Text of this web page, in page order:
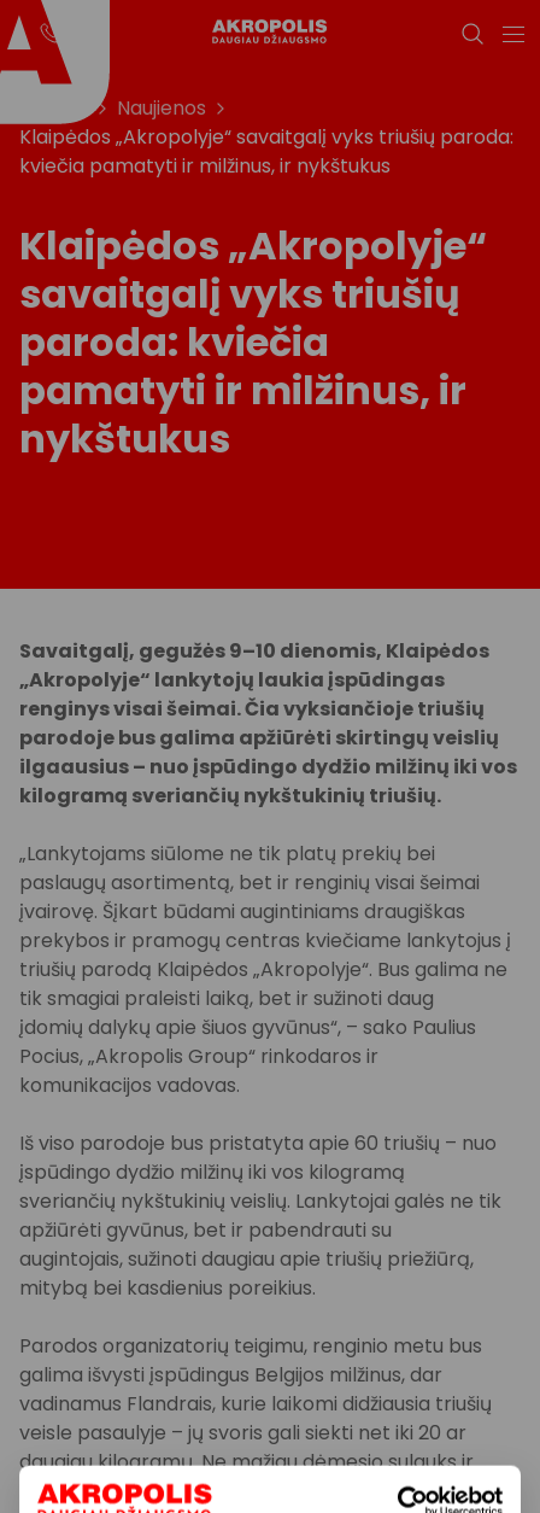
Naujienos
Klaipėdos „Akropolyje“ savaitgalį vyks triušių paroda:
kviečia pamatyti ir milžinus, ir nykštukus
Klaipėdos „Akropolyje“
savaitgalį vyks triušių
paroda: kviečia
pamatyti ir milžinus, ir
nykštukus
Savaitgalį, gegužės 9–10 dienomis, Klaipėdos
„Akropolyje“ lankytojų laukia įspūdingas
renginysvisai šeimai. Čia vyksiančioje triušių
parodoje bus galima apžiūrėti skirtingų veislių
ilgaausius – nuoįspūdingo dydžio milžinų iki vos
kilogramą sveriančių nykštukinių triušių.
„Lankytojams siūlome ne tik platų prekių bei
paslaugų asortimentą, bet ir renginių visai šeimai
įvairovę. Šįkart būdami augintiniams draugiškas
prekybos ir pramogų centras kviečiame lankytojus į
triušių parodą Klaipėdos „Akropolyje“. Bus galima ne
tik smagiai praleisti laiką, bet ir sužinoti daug
įdomių dalykų apie šiuos gyvūnus“, – sako Paulius
Pocius, „Akropolis Group“ rinkodaros ir
komunikacijos vadovas.
Iš viso parodoje bus pristatyta apie 60 triušių – nuo
įspūdingo dydžio milžinų iki vos kilogramą
sveriančių nykštukinių veislių. Lankytojai galės ne tik
apžiūrėti gyvūnus, bet ir pabendrauti su
augintojais, sužinoti daugiau apie triušių priežiūrą,
mitybą bei kasdienius poreikius.
Parodos organizatorių teigimu, renginio metu bus
galima išvysti įspūdingus Belgijos milžinus, dar
vadinamus Flandrais, kurie laikomi didžiausia triušių
veisle pasaulyje – jų svoris gali siekti net iki 20 ar
daugiau kilogramų. Ne mažiau dėmesio sulauks ir
Prancūzijos avinai, išsiskiriantys ilgomis, rekordo